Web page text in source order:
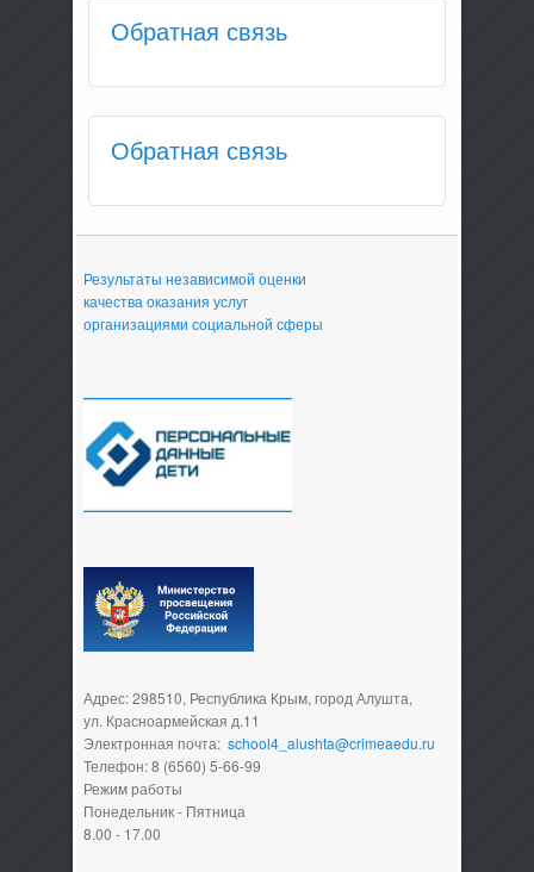
Обратная связь
Обратная связь
Результаты независимой оценки
качества оказания услуг
организациями социальной сферы
Адрес: 298510, Республика Крым, город Алушта,
ул. Красноармейская д.11
Электронная почта:school4_alushta@crimeaedu.ru
Телефон: 8 (6560) 5-66-99
Режим работы
Понедельник - Пятница
8.00 - 17.00